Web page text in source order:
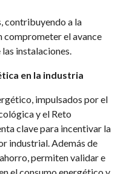
contribuyendo a la
comprometer el avance
instalaciones.
en la industria
impulsados por el
y el Reto
clave para incentivar la
industrial. Además de
permiten validar e